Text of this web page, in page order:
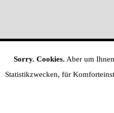
Sorry. Cookies. Aber um
Statistikzwecken, für